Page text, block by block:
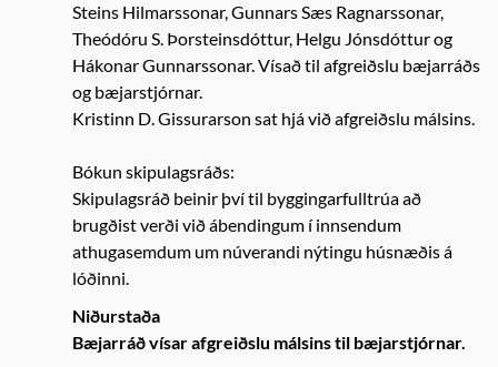
Steins Hilmarssonar, Gunnars Sæs Ragnarssonar,
Theódóru S. Þorsteinsdóttur, Helgu Jónsdóttur og
Hákonar Gunnarssonar. Vísað til afgreiðslu bæjarráðs
og bæjarstjórnar.
Kristinn D. Gissurarson sat hjá við afgreiðslu málsins.
Bókun skipulagsráðs:
Skipulagsráð beinir því til byggingarfulltrúa að
brugðist verði við ábendingum í innsendum
athugasemdum um núverandi nýtingu húsnæðis á
lóðinni.
Niðurstaða
Bæjarráð vísar afgreiðslu málsins til bæjarstjórnar.